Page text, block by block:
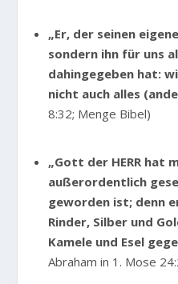
„Er, der seinen
sondern ihn für uns
dahingegeben hat:
nicht auch alles
8:32; Menge Bibel)
„Gott der HERR hat
außerordentlich
geworden ist; denn
Rinder, Silber und
Kamele und Esel
Abraham in 1. Mose